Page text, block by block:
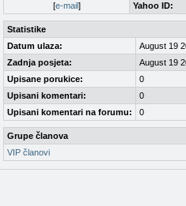
[e-mail] Yahoo ID:
Statistike
Datum ulaza:
August 19
Zadnja posjeta:
August 19
Upisane porukice:
0
Upisani komentari:
0
Upisani komentari na forumu:
0
Grupe članova
VIP članovi